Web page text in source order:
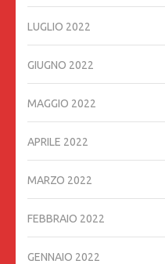
LUGLIO 2022
GIUGNO 2022
MAGGIO 2022
APRILE 2022
MARZO 2022
FEBBRAIO 2022
GENNAIO 2022